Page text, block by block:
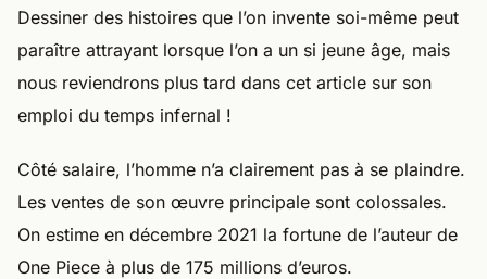
Dessiner des histoires que l’on invente soi-même peut
paraître attrayant lorsque l’on a un si jeune âge, mais
nous reviendrons plus tard dans cet article sur son
emploi du temps infernal !
Côté salaire, l’homme n’a clairement pas à se plaindre.
Les ventes de son œuvre principale sont colossales.
On estime en décembre 2021 la fortune de l’auteur de
One Piece à plus de 175 millions d’euros.